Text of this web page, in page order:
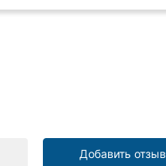
Добавить отзыв